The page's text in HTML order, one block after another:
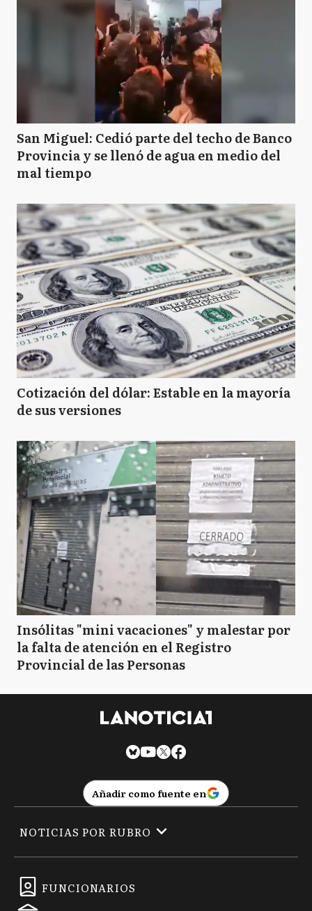
San Miguel: Cedió parte del techo de Banco
Provincia y se llenó de agua en medio del
mal tiempo
Cotización del dólar: Estable en la mayoría
de sus versiones
Insólitas "mini vacaciones" y malestar por
la falta de atención en el Registro
Provincial de las Personas
Añadir como fuente en
FUNCIONARIOS
NOTICIAS POR RUBRO